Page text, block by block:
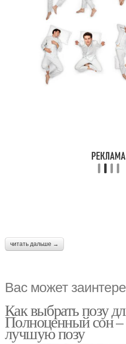
читать дальше →
Вас может
Как выбрать позу
Полноценный сон
лучшую позу